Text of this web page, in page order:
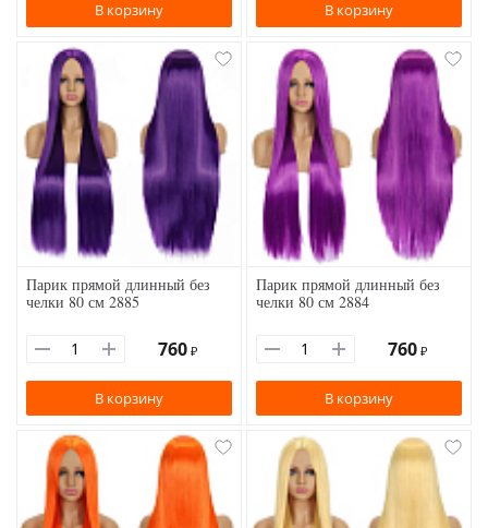
В корзину В корзину
Парик прямой длинный без
челки 80 см 2885
760 ₽
В корзину
Парик прямой длинный без
челки 80 см 2884
760 ₽
В корзину